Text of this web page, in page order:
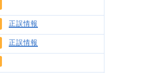
正誤情報
正誤情報